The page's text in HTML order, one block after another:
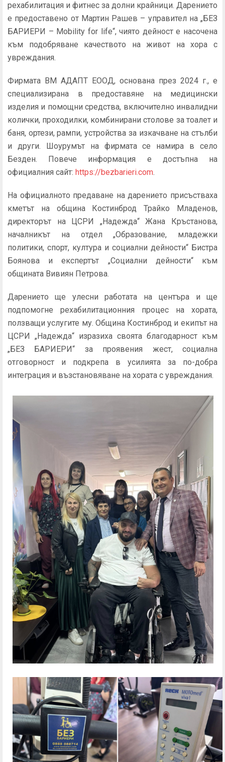
рехабилитация и фитнес за долни крайници. Дарението
е предоставено от Мартин Рашев – управител на „БЕЗ
БАРИЕРИ – Mobility for life“, чиято дейност е насочена
към подобряване качеството на живот на хора с
увреждания.
Фирмата ВМ АДАПТ ЕООД, основана през 2024 г., е
специализирана в предоставяне на медицински
изделия и помощни средства, включително инвалидни
колички, проходилки, комбинирани столове за тоалет и
баня, ортези, рампи, устройства за изкачване на стълби
и други. Шоурумът на фирмата се намира в село
Безден. Повече информация е достъпна на
официалния сайт: https://bezbarieri.com.
На официалното предаване на дарението присъстваха
кметът на община Костинброд Трайко Младенов,
директорът на ЦСРИ „Надежда“ Жана Кръстанова,
началникът на отдел „Образование, младежки
политики, спорт, култура и социални дейности“ Бистра
Боянова и експертът „Социални дейности“ към
общината Вивиян Петрова.
Дарението ще улесни работата на центъра и ще
подпомогне рехабилитационния процес на хората,
ползващи услугите му. Община Костинброд и екипът на
ЦСРИ „Надежда“ изразиха своята благодарност към
„БЕЗ БАРИЕРИ“ за проявения жест, социална
отговорност и подкрепа в усилията за по-добра
интеграция и възстановяване на хората с увреждания.